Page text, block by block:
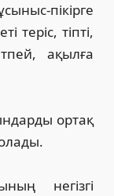
пікірге
теріс, тіпті,
ақылға
ортақ
негізгі